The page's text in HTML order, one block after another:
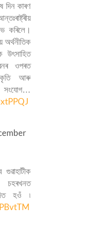
দিন কাৰণ
কৰিলে।
অৰ্থনীতিক
উৎসাহিত
ওপৰত
আৰু
চহৰখনত
হওঁ ৷